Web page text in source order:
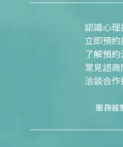
o e
認識心理
立即預約
了解預約
常見諮
洽談合作
服務據